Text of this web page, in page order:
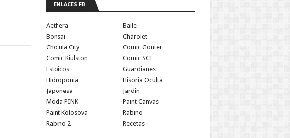
ENLACES FB
Aethera
Baile
Bonsai
Charolet
Cholula City
Comic Gonter
Comic Kiulston
Comic SCI
Estoicos
Guardianes
Hidroponia
Hisoria Oculta
Japonesa
Jardin
Moda PINK
Paint Canvas
Paint Kolosova
Rabino
Rabino 2
Recetas